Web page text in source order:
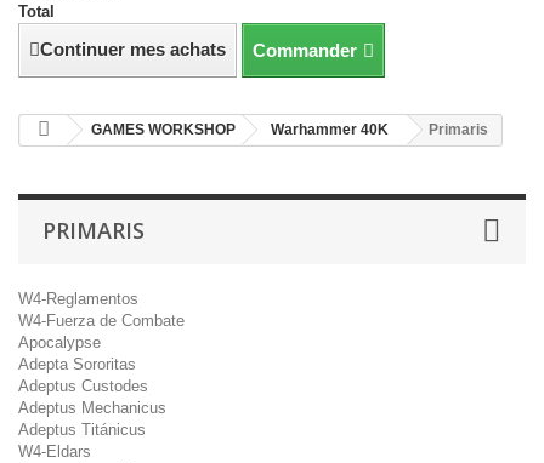
Total
Continuer mes achats Commander
GAMES WORKSHOP Warhammer 40K Primaris
PRIMARIS
W4-Reglamentos
W4-Fuerza de Combate
Apocalypse
Adepta Sororitas
Adeptus Custodes
Adeptus Mechanicus
Adeptus Titánicus
W4-Eldars